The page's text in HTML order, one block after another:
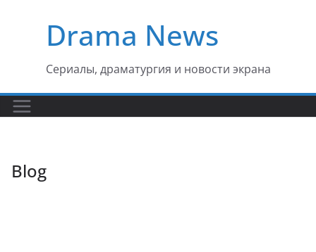
содержимомуDrama News
Сериалы, драматургия и новости экрана
Blog